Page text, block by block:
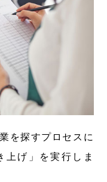
を探すプロセスに
上げ」を実行しま